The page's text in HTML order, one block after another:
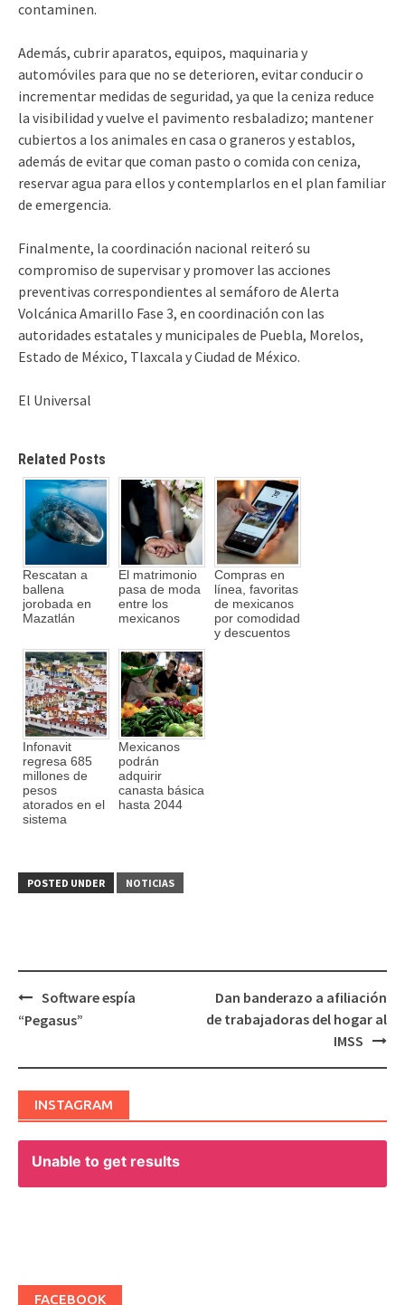
contaminen.
Además, cubrir aparatos, equipos, maquinaria y
automóviles para que no se deterioren, evitar conducir o
incrementar medidas de seguridad, ya que la ceniza reduce
la visibilidad y vuelve el pavimento resbaladizo; mantener
cubiertos a los animales en casa o graneros y establos,
además de evitar que coman pasto o comida con ceniza,
reservar agua para ellos y contemplarlos en el plan familiar
de emergencia.
Finalmente, la coordinación nacional reiteró su
compromiso de supervisar y promover las acciones
preventivas correspondientes al semáforo de Alerta
Volcánica Amarillo Fase 3, en coordinación con las
autoridades estatales y municipales de Puebla, Morelos,
Estado de México, Tlaxcala y Ciudad de México.
El Universal
Related Posts
Rescatan a
ballena
jorobada en
Mazatlán
El matrimonio
pasa de moda
entre los
mexicanos
Compras en
línea, favoritas
de mexicanos
por comodidad
y descuentos
Infonavit
regresa 685
millones de
pesos
atorados en el
sistema
Mexicanos
podrán
adquirir
canasta básica
hasta 2044
POSTED UNDER NOTICIAS
Post
navigation
Software espía
“Pegasus”
Dan banderazo a afiliación
de trabajadoras del hogar al
IMSS
INSTAGRAM
Unable to get results
FACEBOOK